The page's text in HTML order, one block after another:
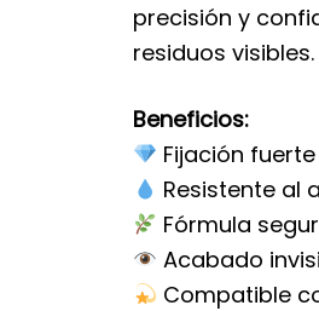
precisión y
residuos
Beneficios:
Fijación
Resistente al
Fórmula
Acabado
Compatible